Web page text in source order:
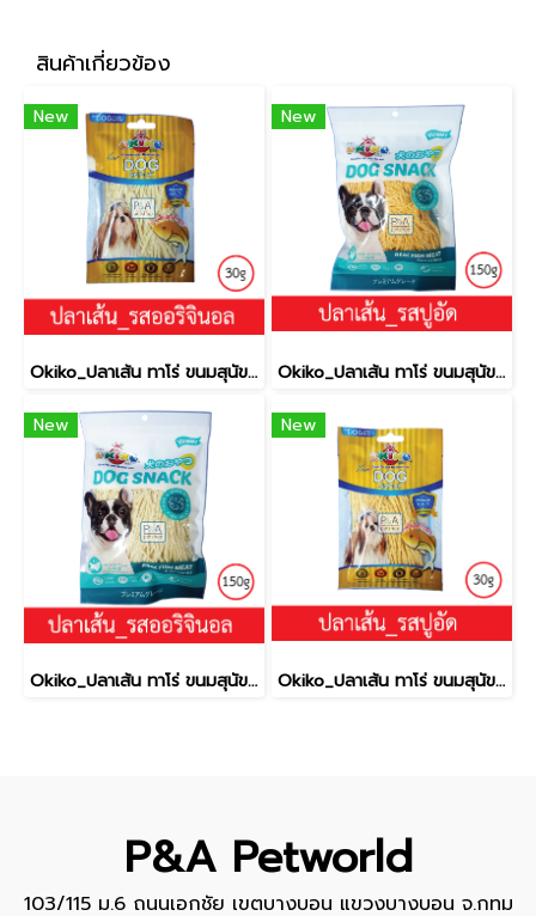
สินค้าเกี่ยวข้อง
New
Okiko_ปลาเส้น ทาโร่ ขนมสุนัข (เนื้อปลา 100%) _รสออริจินอล30g.
New
Okiko_ปลาเส้น ทาโร่ ขนมสุนัข (เนื้อปลา 100%) _รสปู150g.
New
Okiko_ปลาเส้น ทาโร่ ขนมสุนัข (เนื้อปลา 100%) _รสออริจินอล150g.
New
Okiko_ปลาเส้น ทาโร่ ขนมสุนัข (เนื้อปลา 100%) _รสปู30g.
P&A Petworld
103/115 ม.6 ถนนเอกชัย เขตบางบอน แขวงบางบอน จ.กทม